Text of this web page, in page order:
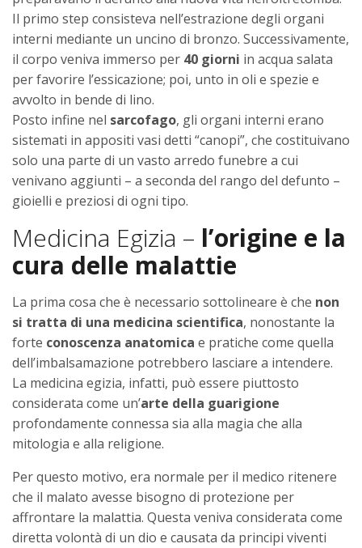
Il primo step consisteva nell’estrazione degli organi
interni mediante un uncino di bronzo. Successivamente,
il corpo veniva immerso per 40 giorni in acqua salata
per favorire l’essicazione; poi, unto in oli e spezie e
avvolto in bende di lino.
Posto infine nel sarcofago, gli organi interni erano
sistemati in appositi vasi detti “canopi”, che costituivano
solo una parte di un vasto arredo funebre a cui
venivano aggiunti – a seconda del rango del defunto –
gioielli e preziosi di ogni tipo.
Medicina Egizia – l’origine e la
cura delle malattie
La prima cosa che è necessario sottolineare è che non
si tratta di una medicina scientifica, nonostante la
forte conoscenza anatomica e pratiche come quella
dell’imbalsamazione potrebbero lasciare a intendere.
La medicina egizia, infatti, può essere piuttosto
considerata come un’arte della guarigione
profondamente connessa sia alla magia che alla
mitologia e alla religione.
Per questo motivo, era normale per il medico ritenere
che il malato avesse bisogno di protezione per
affrontare la malattia. Questa veniva considerata come
diretta volontà di un dio e causata da principi viventi